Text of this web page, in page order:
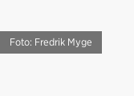
Foto: Fredrik Myge